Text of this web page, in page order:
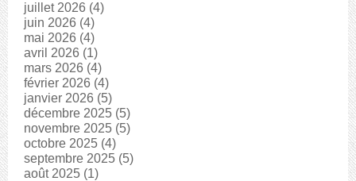
juillet 2026 (4)
juin 2026 (4)
mai 2026 (4)
avril 2026 (1)
mars 2026 (4)
février 2026 (4)
janvier 2026 (5)
décembre 2025 (5)
novembre 2025 (5)
octobre 2025 (4)
septembre 2025 (5)
août 2025 (1)